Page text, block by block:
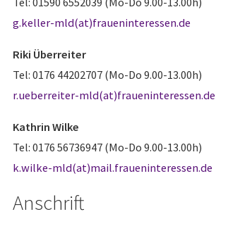
g.keller-mld(at)fraueninteressen.de
Riki Überreiter
Tel: 0176 44202707 (Mo-Do 9.00-13.00h)
r.ueberreiter-mld(at)fraueninteressen.de
Kathrin Wilke
Tel: 0176 56736947 (Mo-Do 9.00-13.00h)
k.wilke-mld(at)mail.fraueninteressen.de
Anschrift